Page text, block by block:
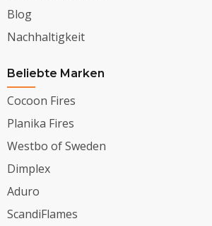
Blog
Nachhaltigkeit
Beliebte Marken
Cocoon Fires
Planika Fires
Westbo of Sweden
Dimplex
Aduro
ScandiFlames